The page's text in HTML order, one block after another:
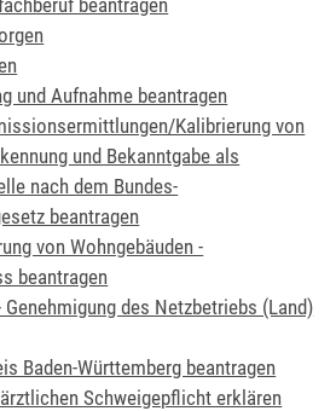
und Aufnahme beantragen
Kalibrierung von
und Bekanntgabe als
nach dem Bundes-
beantragen
von Wohngebäuden -
beantragen
Genehmigung des Netzbetriebs (Land)
Baden-Württemberg beantragen
Schweigepflicht erklären